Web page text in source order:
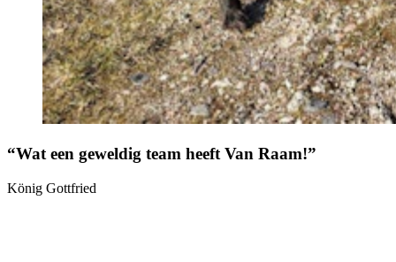
“Wat een geweldig team heeft Van Raam!”
König Gottfried